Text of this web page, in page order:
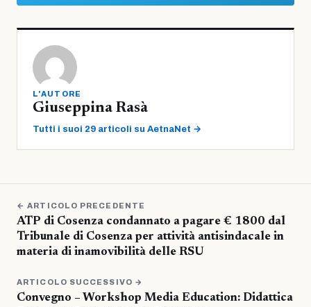
L'AUTORE
Giuseppina Rasà
Tutti i suoi 29 articoli su AetnaNet →
← ARTICOLO PRECEDENTE
ATP di Cosenza condannato a pagare € 1800 dal
Tribunale di Cosenza per attività antisindacale in
materia di inamovibilità delle RSU
ARTICOLO SUCCESSIVO →
Convegno – Workshop Media Education: Didattica